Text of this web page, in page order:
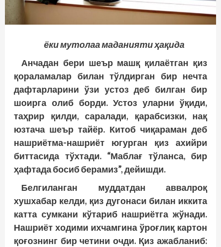
ёки мутолаа маданияти ҳақида
Анчадан бери шеър машқ қилаётган қиз
қораламалар билан тўлдирган бир нечта
дафтарларини ўзи устоз деб билган бир
шоирга олиб борди. Устоз уларни ўқиди,
таҳрир қилди, саралади, қарабсизки, нақ
юзтача шеър тайёр. Китоб чиқараман деб
нашриётма-нашриёт югурган қиз ахийри
биттасида тўхтади. “Маблағ тўланса, бир
ҳафтада босиб берамиз”, дейишди.
Белгиланган муддатдан аввалроқ
хушхабар келди, қиз дугонаси билан иккита
катта сумкани кўтариб нашриётга жўнади.
Нашриёт ходими ихчамгина ўроғлиқ картон
қоғознинг бир четини очди. Қиз ажабланиб: